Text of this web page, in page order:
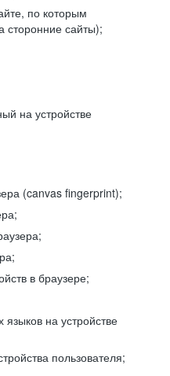
по которым
сторонние сайты);
на устройстве
(canvas fingerprint);
в браузере;
на устройстве
пользователя;